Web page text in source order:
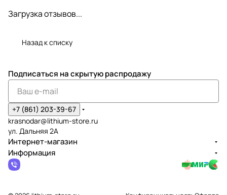
Загрузка отзывов...
Назад к списку
Подписаться на скрытую распродажу
+7 (861) 203-39-67
krasnodar@lithium-store.ru
ул. Дальняя 2А
Интернет-магазин
Информация